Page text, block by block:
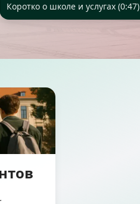
Коротко о школе и услугах (0:47)